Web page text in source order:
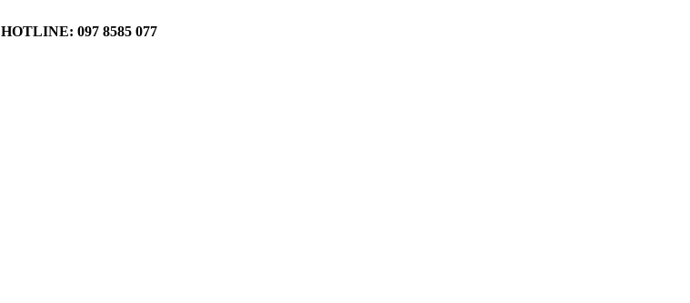
HOTLINE: 097 8585 077